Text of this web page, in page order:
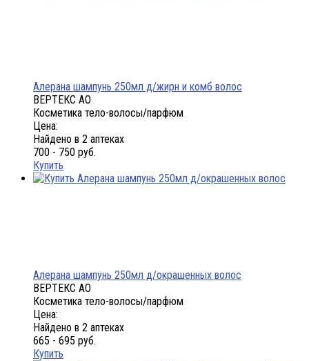
Алерана шампунь 250мл д/жирн и комб волос
ВЕРТЕКС АО
Косметика тело-волосы/парфюм
Цена:
Найдено в 2 аптеках
700 - 750 руб.
Купить
Алерана шампунь 250мл д/окрашенных волос
ВЕРТЕКС АО
Косметика тело-волосы/парфюм
Цена:
Найдено в 2 аптеках
665 - 695 руб.
Купить